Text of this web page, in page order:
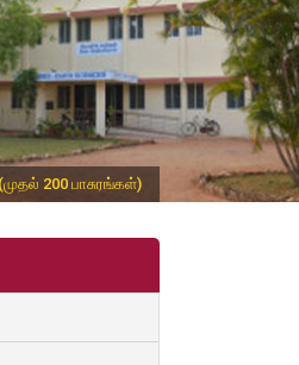
200 பாசுரங்கள்)